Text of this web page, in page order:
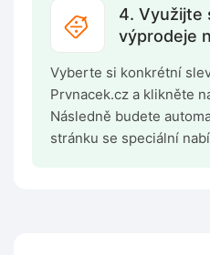
4. Využijte
výprodeje
Vyberte si konkrétní
Prvnacek.cz a klikněte
Následně budete
stránku se speciální